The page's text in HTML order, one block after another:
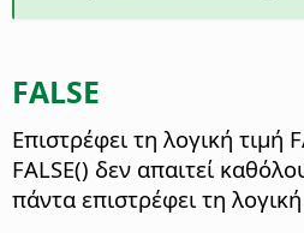
FALSE
Επιστρέφει τη λογική τιμή
FALSE() δεν απαιτεί
πάντα επιστρέφει τη λογική